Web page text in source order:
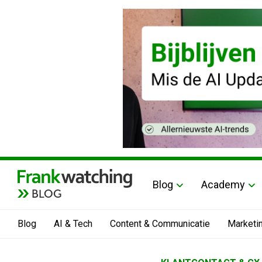
BLOG
Blog Academy
Blog AI & Tech Content & Communicatie